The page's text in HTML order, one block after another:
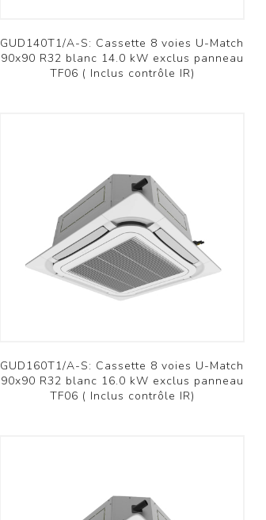
GUD140T1/A-S: Cassette 8 voies U-Match
90x90 R32 blanc 14.0 kW exclus panneau
TF06 ( Inclus contrôle IR)
GUD160T1/A-S: Cassette 8 voies U-Match
90x90 R32 blanc 16.0 kW exclus panneau
TF06 ( Inclus contrôle IR)